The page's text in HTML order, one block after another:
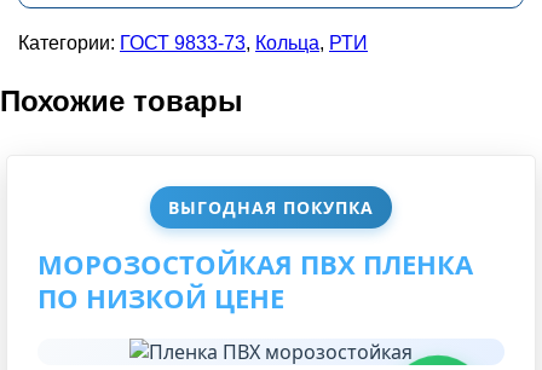
ВЫГОДНАЯ ПОКУПКА
МОРОЗОСТОЙКАЯ ПВХ ПЛЕНКА
ПО НИЗКОЙ ЦЕНЕ
Категории: ГОСТ 9833-73, Кольца, РТИ
Похожие товары